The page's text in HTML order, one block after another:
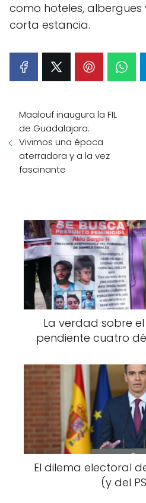
como hoteles,
corta estancia.
Maalouf inaugura la FIL
de Guadalajara:
Vivimos una época
aterradora y a la vez
fascinante
La verdad sobre
pendiente cuatro
El dilema electoral
(y del